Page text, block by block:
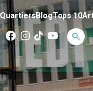
QuartiersBlogTops 10